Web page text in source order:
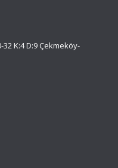
K:4 D:9 Çekmeköy-